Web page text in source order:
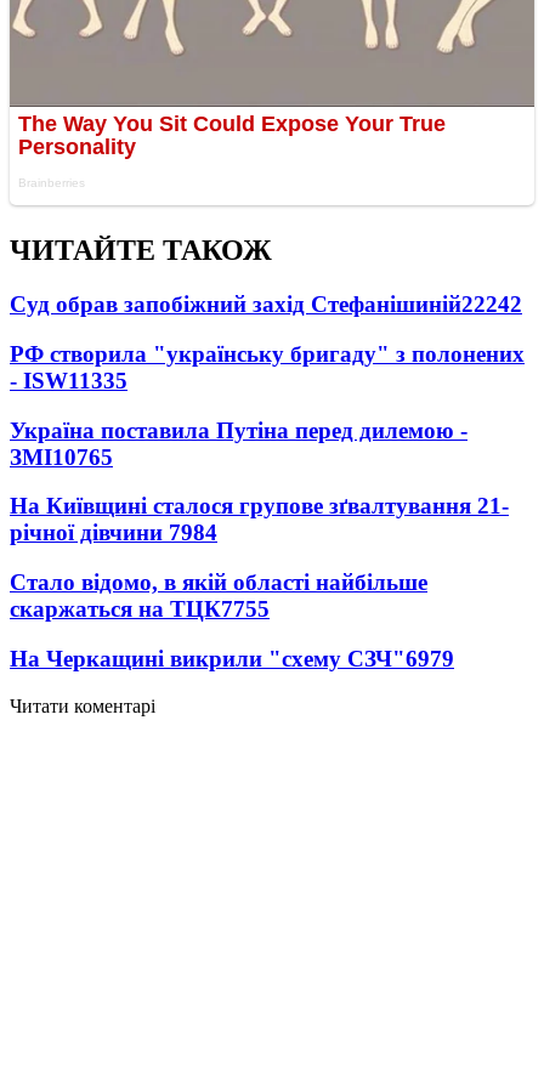
ЧИТАЙТЕ ТАКОЖ
Суд обрав запобіжний захід Стефанішиній22242
РФ створила "українську бригаду" з полонених
- ISW11335
Україна поставила Путіна перед дилемою -
ЗМІ10765
На Київщині сталося групове зґвалтування 21-
річної дівчини 7984
Стало відомо, в якій області найбільше
скаржаться на ТЦК7755
На Черкащині викрили "схему СЗЧ"6979
Читати коментарі